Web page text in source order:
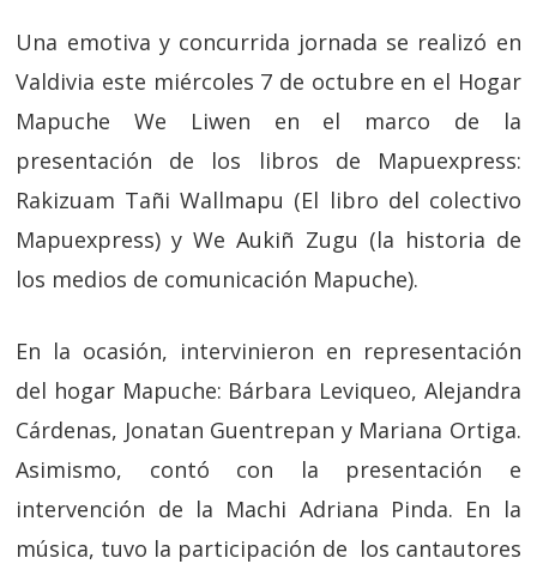
Una emotiva y concurrida jornada se realizó en
Valdivia este miércoles 7 de octubre en el Hogar
Mapuche We Liwen en el marco de la
presentación de los libros de Mapuexpress:
Rakizuam Tañi Wallmapu (El libro del colectivo
Mapuexpress) y We Aukiñ Zugu (la historia de
los medios de comunicación Mapuche).
En la ocasión, intervinieron en representación
del hogar Mapuche: Bárbara Leviqueo, Alejandra
Cárdenas, Jonatan Guentrepan y Mariana Ortiga.
Asimismo, contó con la presentación e
intervención de la Machi Adriana Pinda. En la
música, tuvo la participación de los cantautores